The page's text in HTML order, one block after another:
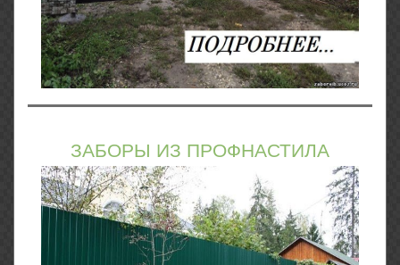
ЗАБОРЫ ИЗ ПРОФНАСТИЛА